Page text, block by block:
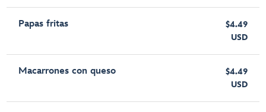
Papas fritas
$4.49
USD
Macarrones con queso
$4.49
USD